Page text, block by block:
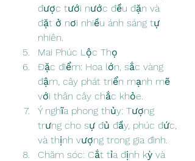
được tưới nước đều đặn và
đặt ở nơi nhiều ánh sáng tự
nhiên.
Mai Phúc Lộc Thọ
Đặc điểm: Hoa lớn, sắc vàng
đậm, cây phát triển mạnh mẽ
với thân cây chắc khỏe.
Ý nghĩa phong thủy: Tượng
trưng cho sự đủ đầy, phúc đức,
và thịnh vượng trong gia đình.
Chăm sóc: Cắt tỉa định kỳ và